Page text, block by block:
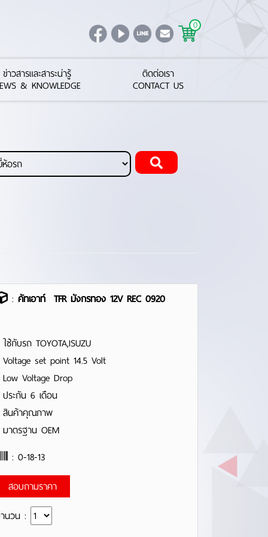
0
ข่าวสารและสาระน่ารู้
& KNOWLEDGE
ติดต่อเรา
CONTACT US
: คัทเอาท์ TFR มังกรทอง 12V REC 0920
ช้กับรถ TOYOTA,ISUZU
set point 14.5 Volt
Voltage Drop
ระกัน 6 เดือน
นค้าคุณภาพ
าตรฐาน OEM
: 0-18-13
สอบถามราคา
นวน :